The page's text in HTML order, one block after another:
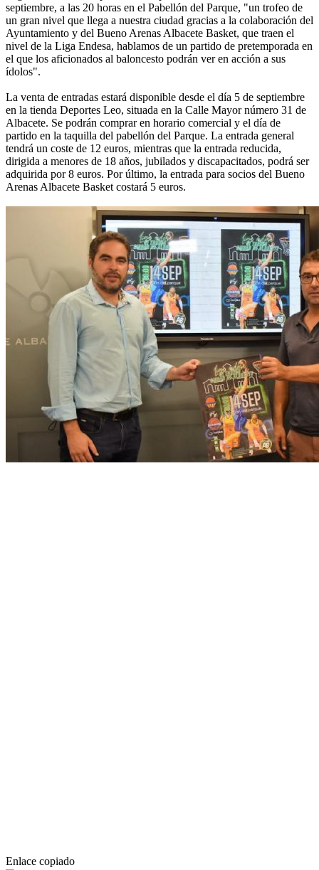
septiembre, a las 20 horas en el Pabellón del Parque, "un trofeo de
un gran nivel que llega a nuestra ciudad gracias a la colaboración del
Ayuntamiento y del Bueno Arenas Albacete Basket, que traen el
nivel de la Liga Endesa, hablamos de un partido de pretemporada en
el que los aficionados al baloncesto podrán ver en acción a sus
ídolos".
La venta de entradas estará disponible desde el día 5 de septiembre
en la tienda Deportes Leo, situada en la Calle Mayor número 31 de
Albacete. Se podrán comprar en horario comercial y el día de
partido en la taquilla del pabellón del Parque. La entrada general
tendrá un coste de 12 euros, mientras que la entrada reducida,
dirigida a menores de 18 años, jubilados y discapacitados, podrá ser
adquirida por 8 euros. Por último, la entrada para socios del Bueno
Arenas Albacete Basket costará 5 euros.
Enlace copiado